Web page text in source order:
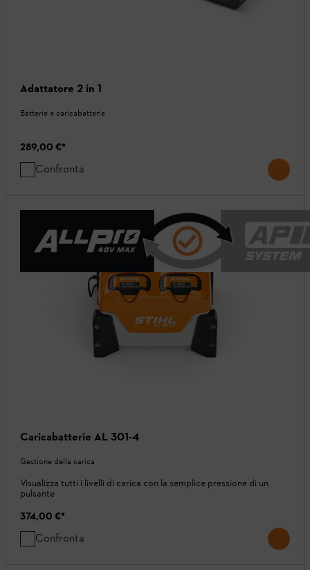
Adattatore 2 in 1
Batterie e caricabatterie
289,00 €*
Confronta
Caricabatterie AL 301-4
Gestione della carica
Visualizza tutti i livelli di carica con la semplice pressione di un
pulsante
374,00 €*
Confronta